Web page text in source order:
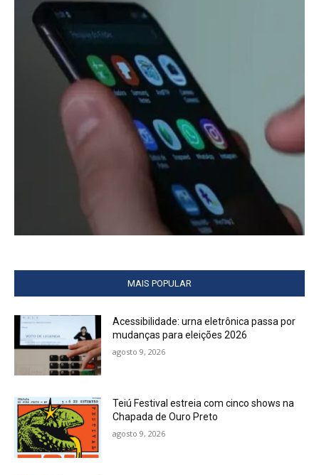
MAIS POPULAR
Acessibilidade: urna eletrônica passa por
mudanças para eleições 2026
agosto 9, 2026
Teiú Festival estreia com cinco shows na
Chapada de Ouro Preto
agosto 9, 2026